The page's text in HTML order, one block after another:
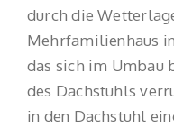
durch die
Mehrfamilienhaus
das sich im Umbau
des Dachstuhls
in den Dachstuhl